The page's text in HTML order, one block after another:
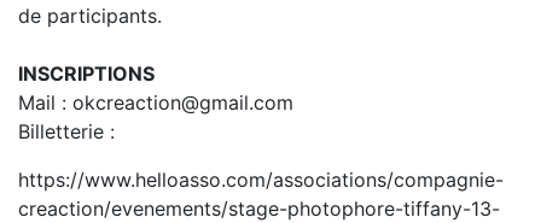
de participants.
INSCRIPTIONS
Mail : okcreaction@gmail.com
Billetterie :
https://www.helloasso.com/associations/compagnie-
creaction/evenements/stage-photophore-tiffany-13-